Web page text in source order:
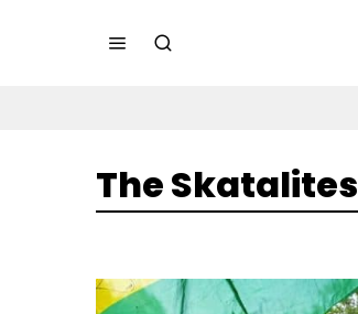
The Skatalites